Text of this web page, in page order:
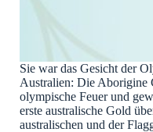
Sie war das Gesicht der
Australien: Die Aborigine
olympische Feuer und
erste australische Gold
australischen und der